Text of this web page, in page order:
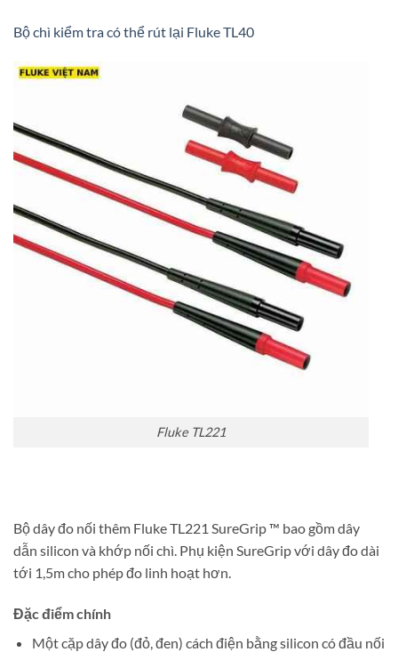
Bộ chì kiểm tra có thể rút lại Fluke TL40
Fluke TL221
Bộ dây đo nối thêm Fluke TL221 SureGrip ™ bao gồm dây
dẫn silicon và khớp nối chì. Phụ kiện SureGrip với dây đo dài
tới 1,5m cho phép đo linh hoạt hơn.
Đặc điểm chính
Một cặp dây đo (đỏ, đen) cách điện bằng silicon có đầu nối